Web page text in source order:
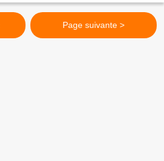
Page suivante >